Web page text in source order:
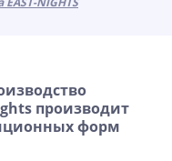
производит
форм